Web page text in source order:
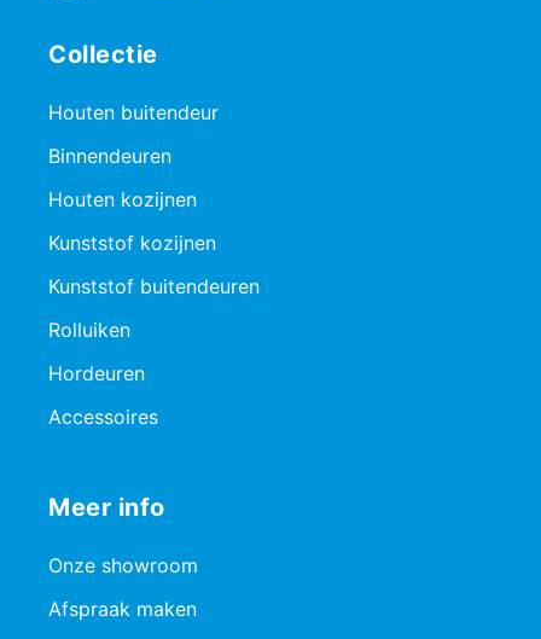
Collectie
Houten buitendeur
Binnendeuren
Houten kozijnen
Kunststof kozijnen
Kunststof buitendeuren
Rolluiken
Hordeuren
Accessoires
Meer info
Onze showroom
Afspraak maken